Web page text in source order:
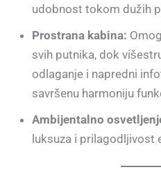
udobnost tokom dužih
Prostrana kabina:
svih putnika, dok
odlaganje i napredni
savršenu harmoniju
Ambijentalno
luksuza i prilagodljivost